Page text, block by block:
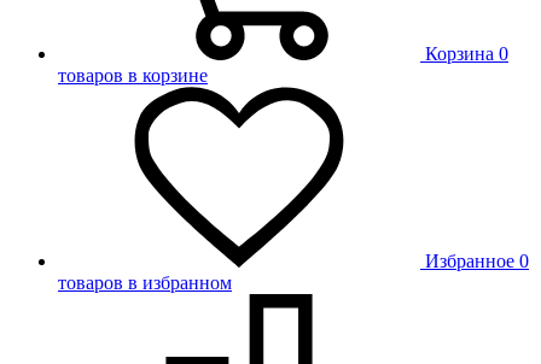
Корзина 0
товаров в корзине
Избранное 0
товаров в избранном